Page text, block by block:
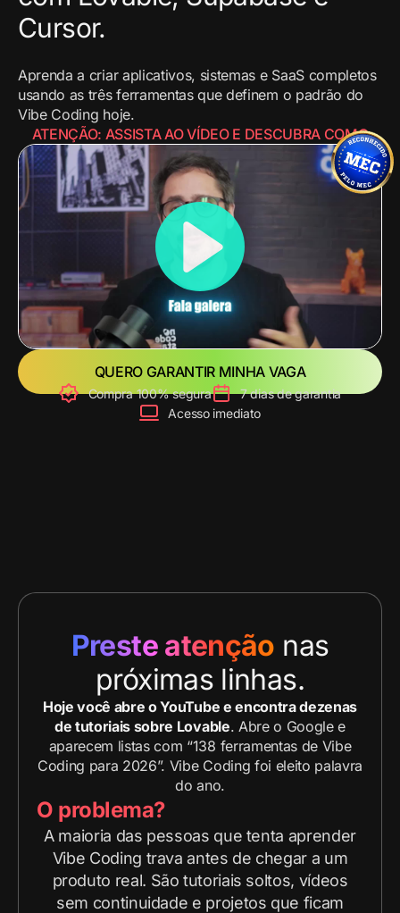
Cursor.
Aprenda a criar aplicativos, sistemas e SaaS completos
usando as três ferramentas que definem o padrão do
Vibe Coding hoje.
ATENÇÃO: ASSISTA AO VÍDEO E DESCUBRA COMO
QUERO GARANTIR MINHA VAGA
Compra 100% segura
7 dias de garantia
Acesso imediato
Preste atenção nas
próximas linhas.
Hoje você abre o YouTube e encontra dezenas
de tutoriais sobre Lovable. Abre o Google e
aparecem listas com “138 ferramentas de Vibe
Coding para 2026”. Vibe Coding foi eleito palavra
do ano.
O problema?
A maioria das pessoas que tenta aprender
Vibe Coding trava antes de chegar a um
produto real. São tutoriais soltos, vídeos
sem continuidade e projetos que ficam